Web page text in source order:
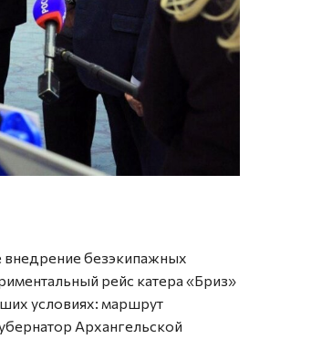
внедрение безэкипажных
рейс катера «Бриз»
условиях: маршрут
Архангельской